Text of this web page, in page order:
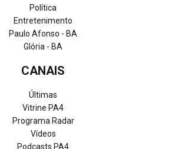
Política
Entretenimento
Paulo Afonso - BA
Glória - BA
CANAIS
Últimas
Vitrine PA4
Programa Radar
Vídeos
Podcasts PA4